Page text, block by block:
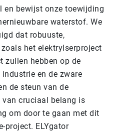
en bewijst onze toewijding
waterstof. We
dat robuuste,
het elektrylserproject
zullen hebben op de
en de zware
de steun van de
van cruciaal belang is
om door te gaan met dit
project. ELYgator